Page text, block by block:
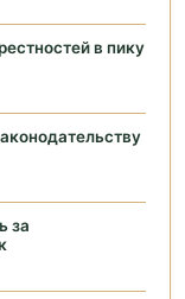
в пику
за